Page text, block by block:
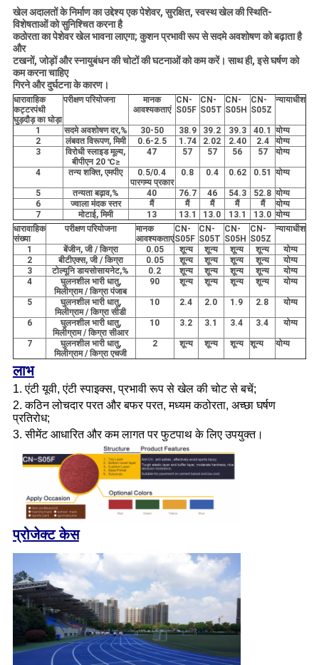
खेल अदालतों के निर्माण का उद्देश्य एक पेशेवर, सुरक्षित, स्वस्थ खेल की स्थिति-
विशेषताओं को सुनिश्चित करना है
कठोरता का पेशेवर खेल भावना लाएगा; कुशन प्रभावी रूप से सदमे अवशोषण को बढ़ाता है
और
टखनों, जोड़ों और स्नायुबंधन की चोटों की घटनाओं को कम करें। साथ ही, इसे घर्षण को
कम करना चाहिए
गिरने और दुर्घटना के कारण।
धारावाहिक
कट्टरपंथी
घुड़दौड़ का घोड़ा
परीक्षण परियोजना
मानक
आवश्यकताएं
CN-
S05F
CN-
S05T
CN-
S05H
CN-
S05Z
न्यायाधीश
1 सदमे अवशोषण दर,% 30-50 38.9 39.2 39.3 40.1
योग्य
2
लंबवत विरूपण, मिमी 0.6-2.5 1.74 2.02 2.40 2.4
योग्य
3
विरोधी स्लाइड मूल्य,
बीपीएन 20 ℃≥
47 57 57 56 57 योग्य
4 तन्य शक्ति, एमपीए
0.5/0.4
पारगम्य प्रकार
0.8 0.4 0.62 0.51 योग्य
5 तन्यता बढ़ाव,% 40 76.7 46 54.3 52.8 योग्य
6
ज्वाला मंदक स्तर मैं मैं मैं मैं मैं
योग्य
7
मोटाई, मिमी 13 13.1 13.0 13.1 13.0 योग्य
धारावाहिक
संख्या
परीक्षण परियोजना
मानक
आवश्यकताएं
CN-
S05F
CN-
S05T
CN-
S05H
CN-
S05Z
न्यायाधीश
1 बेंजीन, जी / किग्रा 0.05 शून्य शून्य शून्य शून्य
योग्य
2
बीटीएक्स, जी / किग्रा 0.05 शून्य शून्य शून्य शून्य
योग्य
3
टोल्यूनि डायसोसायनेट,% 0.2 शून्य शून्य शून्य शून्य
योग्य
4
घुलनशील भारी धातु,
मिलीग्राम / किग्रा पंजाब
90 शून्य शून्य शून्य शून्य योग्य
5
घुलनशील भारी धातु,
मिलीग्राम / किग्रा सीडी
10 2.4 2.0 1.9 2.8 योग्य
6
घुलनशील भारी धातु,
मिलीग्राम / किग्रा सीआर
10 3.2 3.1 3.4 3.4 योग्य
7
घुलनशील भारी धातु,
मिलीग्राम / किग्रा एचजी
2 शून्य शून्य शून्य शून्य योग्य
लाभ
1. एंटी यूवी, एंटी स्पाइक्स, प्रभावी रूप से खेल की चोट से बचें;
2. कठिन लोचदार परत और बफर परत, मध्यम कठोरता, अच्छा घर्षण
प्रतिरोध;
3. सीमेंट आधारित और कम लागत पर फुटपाथ के लिए उपयुक्त।
प्रोजेक्ट केस